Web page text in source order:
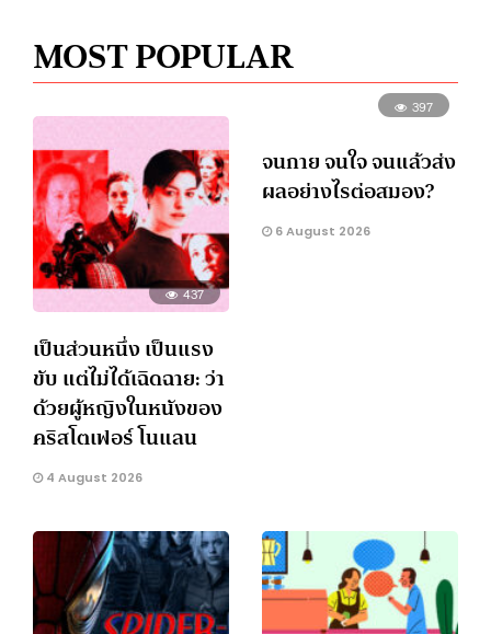
MOST POPULAR
437
เป็นส่วนหนึ่ง เป็นแรง
ขับ แต่ไม่ได้เฉิดฉาย: ว่า
ด้วยผู้หญิงในหนังของ
คริสโตเฟอร์ โนแลน
4 August 2026
397
จนกาย จนใจ จนแล้วส่ง
ผลอย่างไรต่อสมอง?
6 August 2026